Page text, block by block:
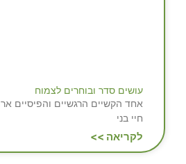
עושים סדר ובוחרים לצמוח
אחד הקשיים הרגשיים והפיסיים
חיי בני
לקריאה >>